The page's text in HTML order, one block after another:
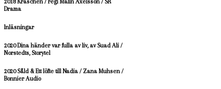
Drama
Inläsningar
2020 Dina händer var fulla av liv, av Suad Ali /
Norstedts, Storytel
2020 Såld & Ett löfte till Nadia / Zana Muhsen /
Bonnier Audio